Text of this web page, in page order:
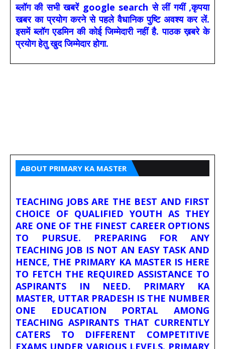
ब्लॉग की सभी खबरें google search से लीं गयीं ,कृपया
खबर का प्रयोग करने से पहले वैधानिक पुष्टि अवश्य कर लें.
इसमें ब्लॉग एडमिन की कोई जिम्मेदारी नहीं है. पाठक ख़बरे के
प्रयोग हेतु खुद जिम्मेदार होगा.
ABOUT PRIMARY KA MASTER
TEACHING JOBS ARE THE BEST AND FIRST
CHOICE OF QUALIFIED YOUTH AS THEY
ARE ONE OF THE FINEST CAREER OPTIONS
TO PURSUE. PREPARING FOR ANY
TEACHING JOB IS NOT AN EASY TASK AND
HENCE, THE PRIMARY KA MASTER IS HERE
TO FETCH THE REQUIRED ASSISTANCE TO
ASPIRANTS IN NEED. PRIMARY KA
MASTER, UTTAR PRADESH IS THE NUMBER
ONE EDUCATION PORTAL AMONG
TEACHING ASPIRANTS THAT CURRENTLY
CATERS TO DIFFERENT COMPETITIVE
EXAMS UNDER VARIOUS LEVELS. PRIMARY